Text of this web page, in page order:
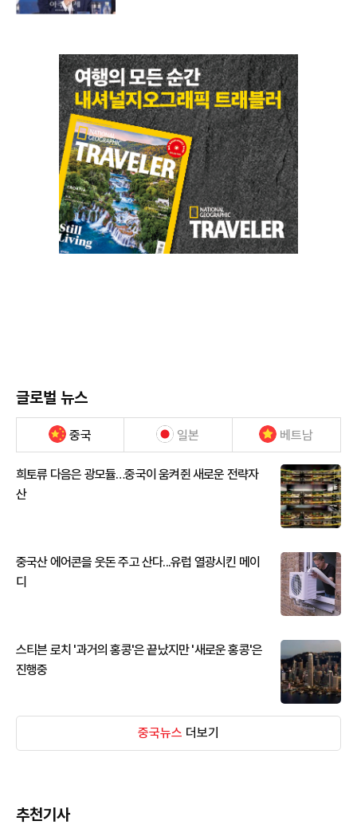
글로벌 뉴스
중국 일본 베트남
희토류 다음은 광모듈…중국이 움켜쥔 새로운 전략자
산
중국산 에어콘을 웃돈 주고 산다...유럽 열광시킨 메이
디
스티븐 로치 '과거의 홍콩'은 끝났지만 '새로운 홍콩'은
진행중
중국뉴스 더보기
추천기사